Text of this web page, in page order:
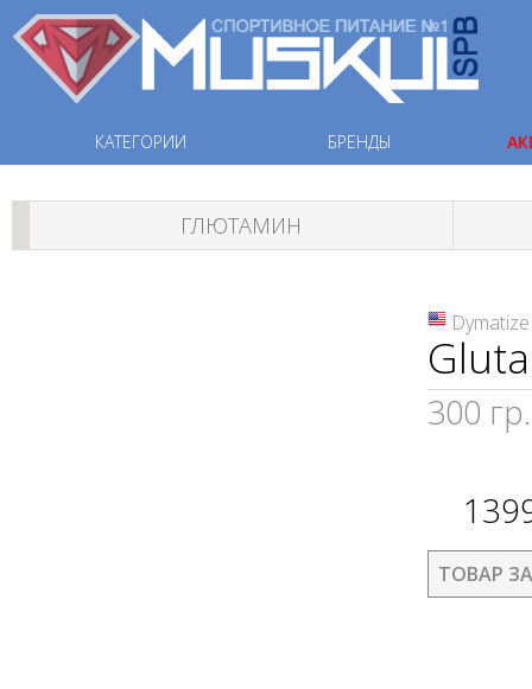
КАТЕГОРИИ БРЕНДЫ
ГЛЮТАМИН
Dymatize
300 гр.
ТОВАР